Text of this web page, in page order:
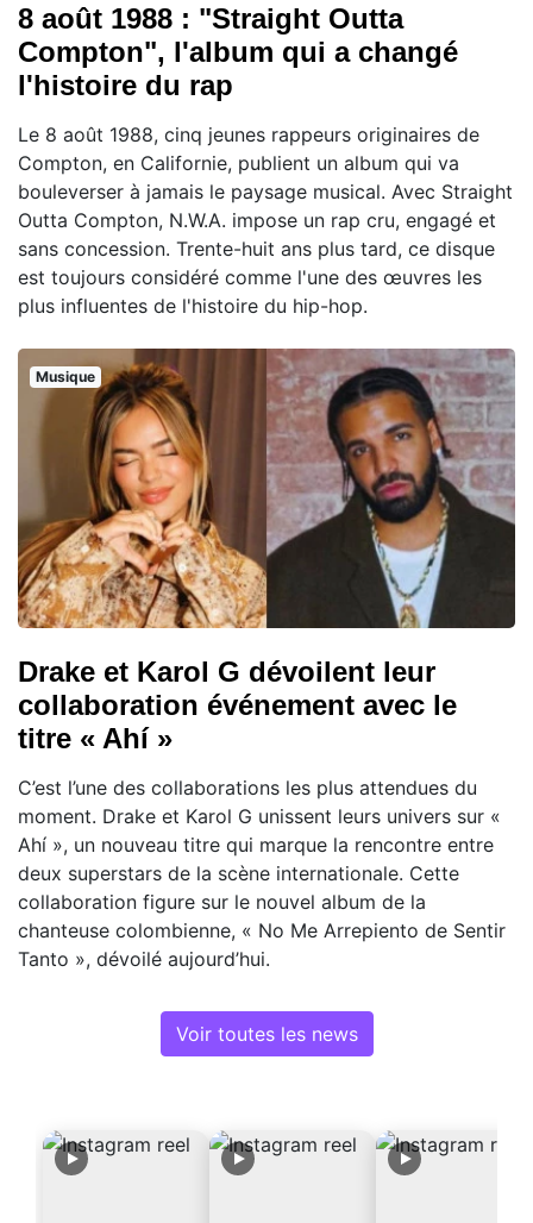
8 août 1988 : "Straight Outta
Compton", l'album qui a changé
l'histoire du rap
Le 8 août 1988, cinq jeunes rappeurs originaires de
Compton, en Californie, publient un album qui va
bouleverser à jamais le paysage musical. Avec Straight
Outta Compton, N.W.A. impose un rap cru, engagé et
sans concession. Trente-huit ans plus tard, ce disque
est toujours considéré comme l'une des œuvres les
plus influentes de l'histoire du hip-hop.
Musique
Drake et Karol G dévoilent leur
collaboration événement avec le
titre « Ahí »
C’est l’une des collaborations les plus attendues du
moment. Drake et Karol G unissent leurs univers sur «
Ahí », un nouveau titre qui marque la rencontre entre
deux superstars de la scène internationale. Cette
collaboration figure sur le nouvel album de la
chanteuse colombienne, « No Me Arrepiento de Sentir
Tanto », dévoilé aujourd’hui.
Voir toutes les news